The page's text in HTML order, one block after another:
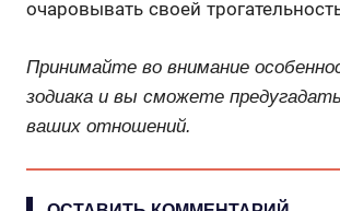
очаровывать своей
Принимайте во внимание
зодиака и вы сможете
ваших отношений.